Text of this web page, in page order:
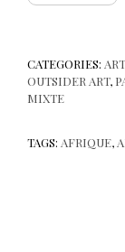
CATEGORIES:
OUTSIDER ART,
MIXTE
TAGS: AFRIQUE,